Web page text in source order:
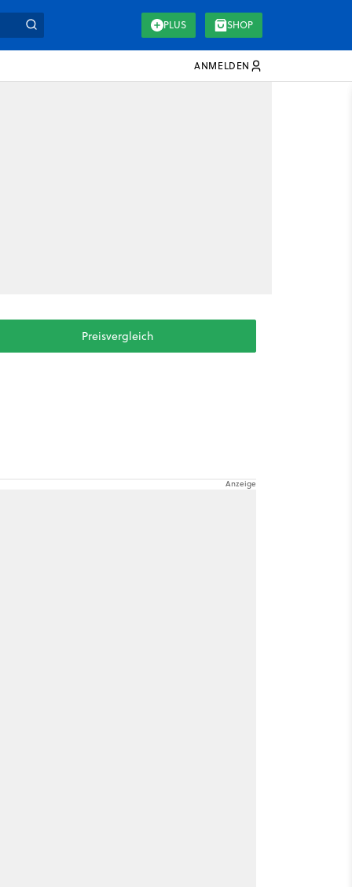
PLUS SHOP
ANMELDEN
Preisvergleich